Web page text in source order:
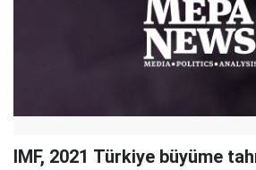
IMF, 2021 Türkiye büyüme